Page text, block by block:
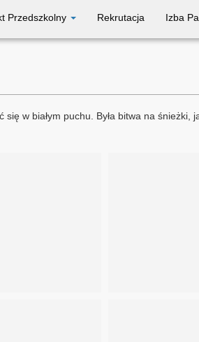
Przedszkolny Rekrutacja Izba
w białym puchu. Była bitwa na śnieżki,